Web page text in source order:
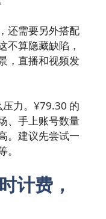
还需要另外搭配
不算隐藏缺陷，
，直播和视频发
力。¥79.30 的
、手上账号数量
。建议先尝试一
计费，